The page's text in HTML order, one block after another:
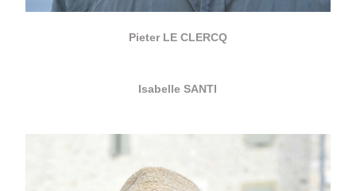
Pieter LE CLERCQ
Isabelle SANTI